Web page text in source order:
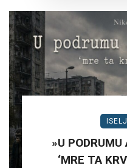
»U
‘MRE TA